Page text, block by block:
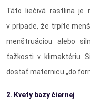
Táto liečivá rastlina je
v prípade, že trpíte
menštruáciou alebo
ťažkosti v klimaktériu.
dostať maternicu „do
2. Kvety bazy čiernej